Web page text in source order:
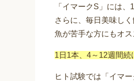
「イマークS」には
さらに、毎日美味し
魚が苦手な方にもオス
1日1本、4～12週間
ヒト試験では「イマ